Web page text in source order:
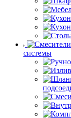
системы